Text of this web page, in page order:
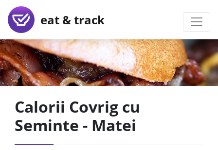
eat & track
Calorii Covrig cu
Seminte - Matei